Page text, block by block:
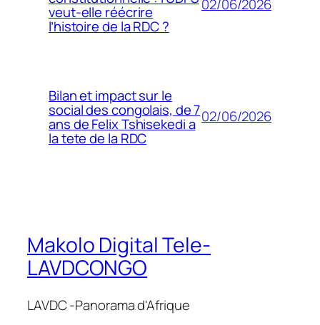
veut-elle réécrire
l’histoire de la RDC ?
02/06/2026
Bilan et impact sur le
social des congolais, de 7
ans de Felix Tshisekedi a
la tete de la RDC
02/06/2026
Makolo Digital Tele-
LAVDCONGO
LAVDC -Panorama d'Afrique